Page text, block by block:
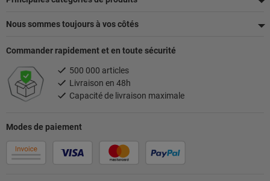
Nous sommes toujours à vos côtés
Modes de paiement
Commander rapidement et en toute sécurité
500 000 articles
Livraison en 48h
Capacité de livraison maximale